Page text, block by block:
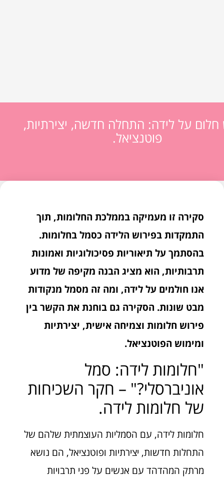
חלום על לידה: התחלה חדשה, יצירתיות,
פוטנציאל.
סקירה זו מעמיקה בממלכת החלומות, תוך
התמקדות בפירוש הלידה כסמל בחלומות.
בהסתמך על תיאוריות פסיכולוגיות ואמונות
תרבותיות, הוא מציג הבנה מקיפה של מדוע
אנו חולמים על לידה, ומה זה מסמל מנקודות
מבט שונות. הסקירה גם בוחנת את הקשר בין
פירוש חלומות וצמיחה אישית, יצירתיות
ומימוש הפוטנציאל.
"חלומות לידה: סמל
אוניברסלי?" – חקר השכיחות
של חלומות לידה.
חלומות לידה, עם הסמליות העוצמתית שלהם של
התחלות חדשות, יצירתיות ופוטנציאל, הם נושא
מרתק המהדהד עם אנשים על פני תרבויות